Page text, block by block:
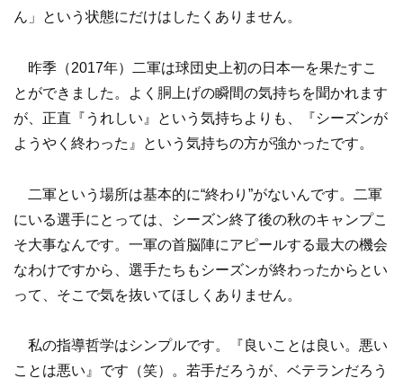
ん」という状態にだけはしたくありません。
昨季（2017年）二軍は球団史上初の日本一を果たすこ
とができました。よく胴上げの瞬間の気持ちを聞かれます
が、正直『うれしい』という気持ちよりも、『シーズンが
ようやく終わった』という気持ちの方が強かったです。
二軍という場所は基本的に“終わり”がないんです。二軍
にいる選手にとっては、シーズン終了後の秋のキャンプこ
そ大事なんです。一軍の首脳陣にアピールする最大の機会
なわけですから、選手たちもシーズンが終わったからとい
って、そこで気を抜いてほしくありません。
私の指導哲学はシンプルです。『良いことは良い。悪い
ことは悪い』です（笑）。若手だろうが、ベテランだろう